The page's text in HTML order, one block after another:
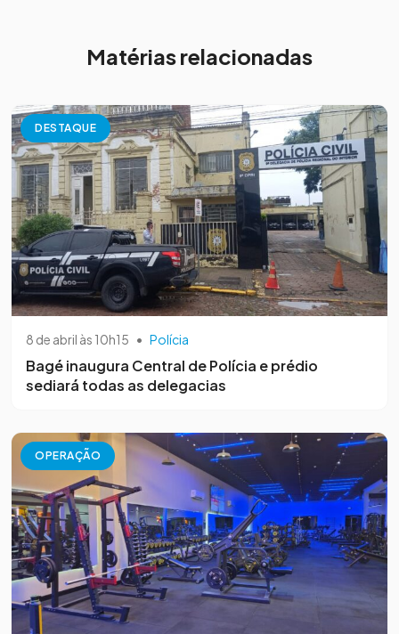
Matérias relacionadas
DESTAQUE
8 de abril às 10h15 • Polícia
Bagé inaugura Central de Polícia e prédio
sediará todas as delegacias
OPERAÇÃO